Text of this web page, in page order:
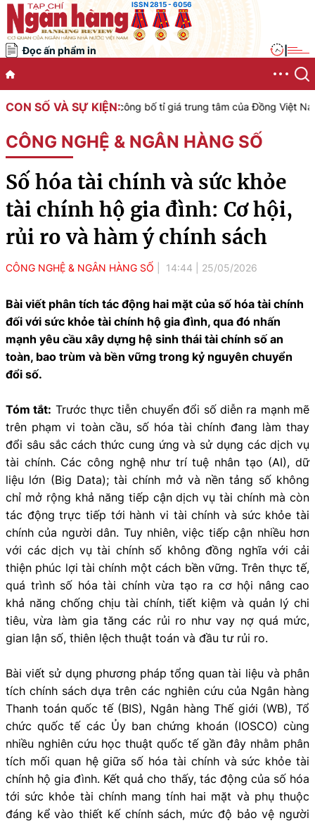
ISSN 2815 - 6056
Đọc ấn phẩm in
CON SỐ VÀ SỰ KIỆN:
Việt Nam công bố tỉ giá trung tâm của Đồng Việt Nam với Đô la
CÔNG NGHỆ & NGÂN HÀNG SỐ
Số hóa tài chính và sức khỏe
tài chính hộ gia đình: Cơ hội,
rủi ro và hàm ý chính sách
CÔNG NGHỆ & NGÂN HÀNG SỐ 14:44 25/05/2026
Bài viết phân tích tác động hai mặt của số hóa tài chính
đối với sức khỏe tài chính hộ gia đình, qua đó nhấn
mạnh yêu cầu xây dựng hệ sinh thái tài chính số an
toàn, bao trùm và bền vững trong kỷ nguyên chuyển
đổi số.
Tóm tắt: Trước thực tiễn chuyển đổi số diễn ra mạnh mẽ
trên phạm vi toàn cầu, số hóa tài chính đang làm thay
đổi sâu sắc cách thức cung ứng và sử dụng các dịch vụ
tài chính. Các công nghệ như trí tuệ nhân tạo (AI), dữ
liệu lớn (Big Data); tài chính mở và nền tảng số không
chỉ mở rộng khả năng tiếp cận dịch vụ tài chính mà còn
tác động trực tiếp tới hành vi tài chính và sức khỏe tài
chính của người dân. Tuy nhiên, việc tiếp cận nhiều hơn
với các dịch vụ tài chính số không đồng nghĩa với cải
thiện phúc lợi tài chính một cách bền vững. Trên thực tế,
quá trình số hóa tài chính vừa tạo ra cơ hội nâng cao
khả năng chống chịu tài chính, tiết kiệm và quản lý chi
tiêu, vừa làm gia tăng các rủi ro như vay nợ quá mức,
gian lận số, thiên lệch thuật toán và đầu tư rủi ro.
Bài viết sử dụng phương pháp tổng quan tài liệu và phân
tích chính sách dựa trên các nghiên cứu của Ngân hàng
Thanh toán quốc tế (BIS), Ngân hàng Thế giới (WB), Tổ
chức quốc tế các Ủy ban chứng khoán (IOSCO) cùng
nhiều nghiên cứu học thuật quốc tế gần đây nhằm phân
tích mối quan hệ giữa số hóa tài chính và sức khỏe tài
chính hộ gia đình. Kết quả cho thấy, tác động của số hóa
tới sức khỏe tài chính mang tính hai mặt và phụ thuộc
đáng kể vào thiết kế chính sách, mức độ bảo vệ người